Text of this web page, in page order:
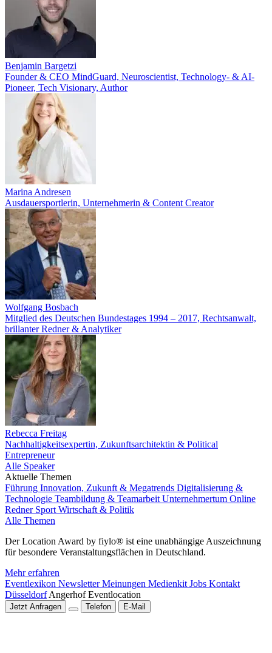
Benjamin Bargetzi
Founder & CEO MindGuard, Neuroscientist, Technology- & AI-
Pioneer, Tech Visionary, Author
Marina Andresen
Ausdauersportlerin, Unternehmerin & Content Creator
Wolfgang Bosbach
Mitglied des Deutschen Bundestages 1994 – 2017, Rechtsanwalt,
brillanter Redner & Analytiker
Rebecca Freitag
Nachhaltigkeitsexpertin, Zukunftsarchitektin & Political
Entrepreneur
Alle Speaker
Aktuelle Themen
Führung Innovation, Zukunft & Megatrends Digitalisierung &
Technologie Teambildung & Teamarbeit Unternehmertum Online
Redner Sport Wirtschaft & Politik
Alle Themen
Der Location Award by fiylo® ist eine unabhängige Auszeichnung
für besondere Veranstaltungsflächen in Deutschland.
Mehr erfahren
Eventlexikon NewsletterMeinungen Medienkit Jobs Kontakt
Düsseldorf Angerhof Eventlocation
Jetzt Anfragen Telefon E-Mail